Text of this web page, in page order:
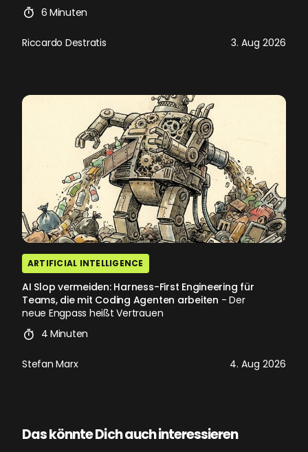
6 Minuten
Riccardo Destratis 3. Aug 2026
ARTIFICIAL INTELLIGENCE
AI Slop vermeiden: Harness-First Engineering für
Teams, die mit Coding Agenten arbeiten - Der
neue Engpass heißt Vertrauen
4 Minuten
Stefan Marx 4. Aug 2026
Das könnte Dich auch interessieren